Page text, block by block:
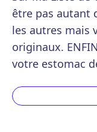
être pas autant
les autres mais
originaux.
votre estomac